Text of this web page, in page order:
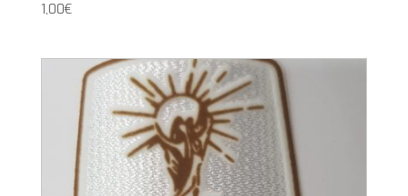
1,00€